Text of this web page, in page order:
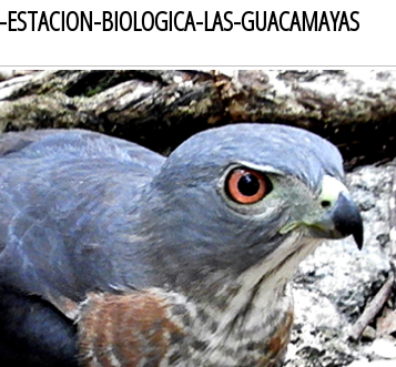
BIOLOGICA-LAS-GUACAMAYAS